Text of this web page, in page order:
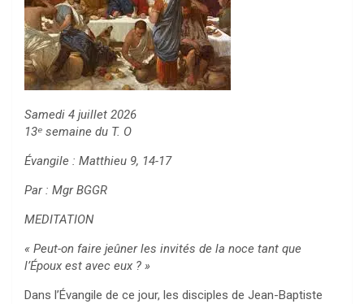
Samedi 4 juillet 2026
13ᵉ semaine du T. O
Évangile : Matthieu 9, 14-17
Par : Mgr BGGR
MEDITATION
« Peut-on faire jeûner les invités de la noce tant que
l’Époux est avec eux ? »
Dans l’Évangile de ce jour, les disciples de Jean-Baptiste